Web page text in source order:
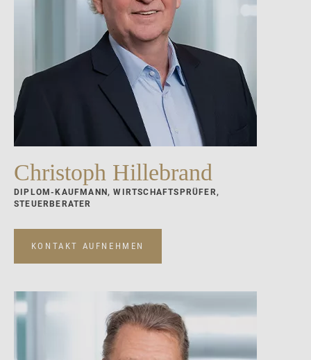
Christoph Hillebrand
DIPLOM-KAUFMANN, WIRTSCHAFTSPRÜFER,
STEUERBERATER
KONTAKT AUFNEHMEN